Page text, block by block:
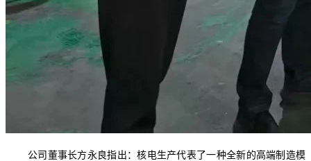
公司董事长方永良指出：核电生产代表了一种全新的高端制造模